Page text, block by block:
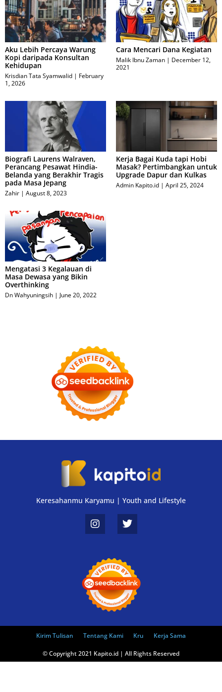
Aku Lebih Percaya Warung
Kopi daripada Konsultan
Kehidupan
Krisdian Tata Syamwalid
February
1, 2026
Cara Mencari Dana Kegiatan
Malik Ibnu Zaman
December 12,
2021
Biografi Laurens Walraven,
Perancang Pesawat Hindia-
Belanda yang Berakhir Tragis
pada Masa Jepang
Zahir August 8, 2023
Kerja Bagai Kuda tapi Hobi
Masak? Pertimbangkan untuk
Upgrade Dapur dan Kulkas
Admin Kapito.id April 25, 2024
Mengatasi 3 Kegalauan di
Masa Dewasa yang Bikin
Overthinking
Dn Wahyuningsih June 20, 2022
Keresahanmu Karyamu | Youth and Lifestyle
Kirim Tulisan Tentang Kami Kru Kerja Sama
© Copyright 2021 Kapito.id | All Rights Reserved